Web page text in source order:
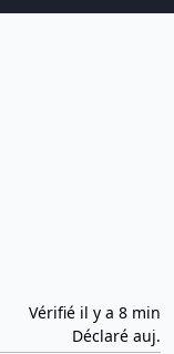
Vérifié il y a 8 min
Déclaré auj.